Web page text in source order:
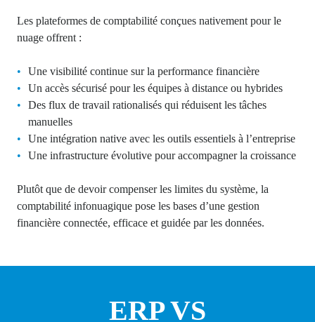
Les plateformes de comptabilité conçues nativement pour le
nuage offrent :
Une visibilité continue sur la performance financière
Un accès sécurisé pour les équipes à distance ou hybrides
Des flux de travail rationalisés qui réduisent les tâches
manuelles
Une intégration native avec les outils essentiels à l’entreprise
Une infrastructure évolutive pour accompagner la croissance
Plutôt que de devoir compenser les limites du système, la
comptabilité infonuagique pose les bases d’une gestion
financière connectée, efficace et guidée par les données.
ERP VS